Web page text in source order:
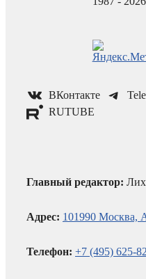
ВКонтакте
RUTUBE
Главный редактор:
Адрес: 101990 Москва,
Телефон: +7 (495) 625-